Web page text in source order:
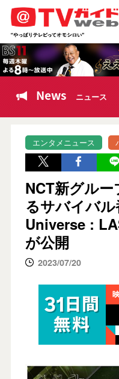
News ニュース
エンタメニュース
NCT新グル
るサバイバ
Universe :
が公開
2023/07/20